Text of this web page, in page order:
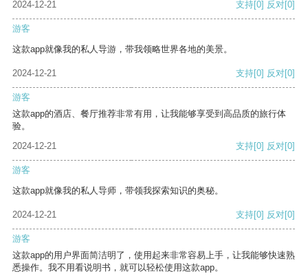
2024-12-21 支持[0] 反对[0]
游客
这款app就像我的私人导游，带我领略世界各地的美景。
2024-12-21 支持[0] 反对[0]
游客
这款app的酒店、餐厅推荐非常有用，让我能够享受到高品质的旅行体
验。
2024-12-21
支持[0] 反对[0]
游客
这款app就像我的私人导师，带领我探索知识的奥秘。
2024-12-21 支持[0] 反对[0]
游客
这款app的用户界面简洁明了，使用起来非常容易上手，让我能够快速熟
悉操作。我不用看说明书，就可以轻松使用这款app。